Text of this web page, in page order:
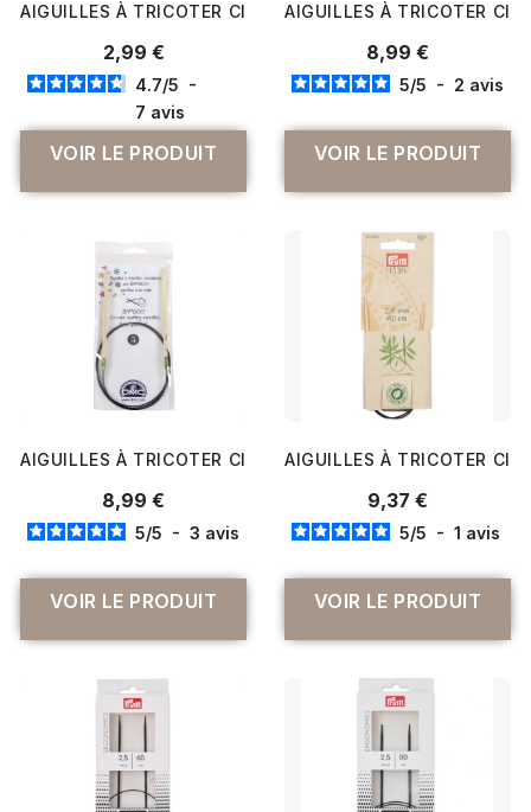
AIGUILLES À TRICOTER CIRCULAIRES BAMBOU DE 3 À
2,99 €
4.7/5 -
7 avis
VOIR LE PRODUIT
AIGUILLES À TRICOTER
8,99 €
5/5 - 2 avis
VOIR LE PRODUIT
AIGUILLES À TRICOTER CIRCULAIRES BAMBOU PEINTES
8,99 €
5/5 - 3 avis
VOIR LE PRODUIT
AIGUILLES À TRICOTER
9,37 €
5/5 - 1 avis
VOIR LE PRODUIT